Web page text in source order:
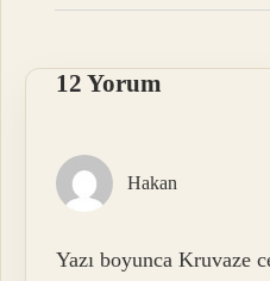
12 Yorum
Hakan
Yazı boyunca Kruvaze